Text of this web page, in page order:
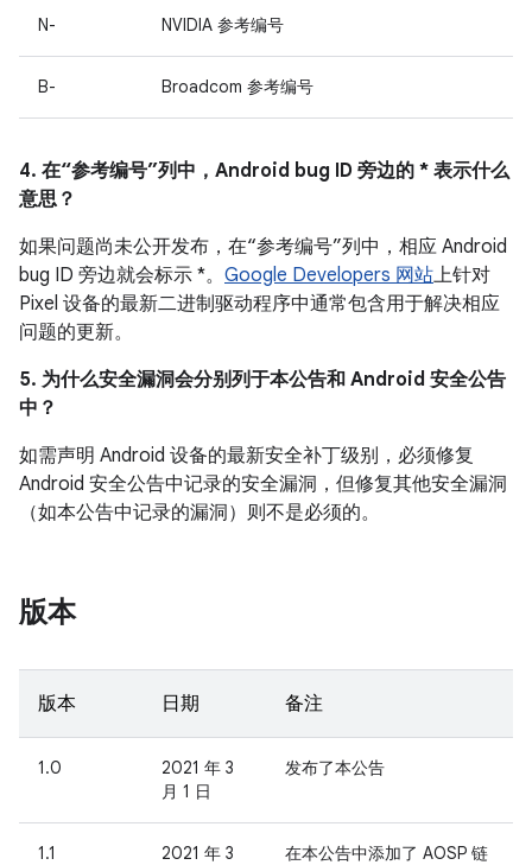
N- NVIDIA 参考编号
B- Broadcom 参考编号
4. 在“参考编号”列中，Android bug ID 旁边的 * 表示什么
意思？
如果问题尚未公开发布，在“参考编号”列中，相应 Android
bug ID 旁边就会标示 *。 Google Developers 网站上针对
Pixel 设备的最新二进制驱动程序中通常包含用于解决相应
问题的更新。
5. 为什么安全漏洞会分别列于本公告和 Android 安全公告
中？
如需声明 Android 设备的最新安全补丁级别，必须修复
Android 安全公告中记录的安全漏洞，但修复其他安全漏洞
（如本公告中记录的漏洞）则不是必须的。
版本
版本 日期 备注
1.0
2021 年 3
月 1 日
发布了本公告
1.1
2021 年 3
在本公告中添加了 AOSP 链